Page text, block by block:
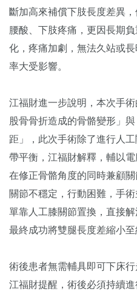
斷加高來補償下肢長度差異
腰酸、下肢疼痛，更因長期
化，疼痛加劇，無法久站或
率大受影響。
江福財進一步說明，本次手
股骨骨折造成的骨骼變形」
距」，此次手術除了進行人
帶平衡，江福財解釋，輔以
在修正骨骼角度的同時兼顧
關節不穩定，行動困難，手
單靠人工膝關節置換，直接
最終成功將雙腿長度差縮小
術後患者無需輔具即可下床
江福財提醒，術後必須持續